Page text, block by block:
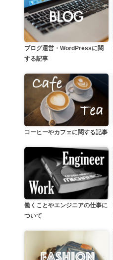
ブログ運営・WordPressに関
する記事
コーヒーやカフェに関する記事
働くことやエンジニアの仕事に
ついて